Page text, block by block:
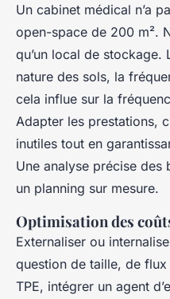
Un cabinet médical n’a
open-space de 200 m².
qu’un local de stockage.
nature des sols, la
cela influe sur la
Adapter les prestations,
inutiles tout en
Une analyse précise
un planning sur mesure.
Optimisation des
Externaliser ou
question de taille, de
TPE, intégrer un agent